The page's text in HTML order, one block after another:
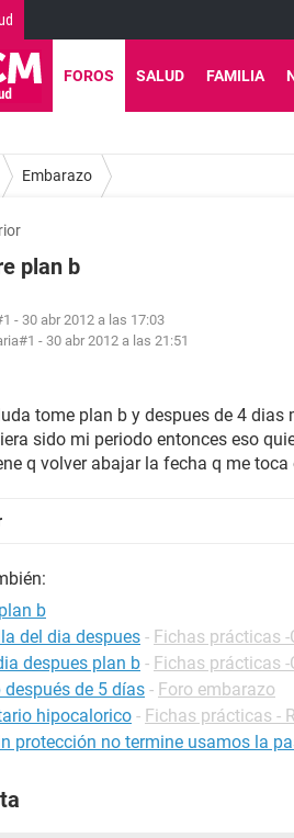
FOROS SALUD FAMILIA
Embarazo
plan b
- 30 abr 2012 a las 17:03
- 30 abr 2012 a las 21:51
tome plan b y despues de 4
sido mi periodo entonces eso
q volver abajar la fecha q me
b
del dia despues - Fichas prácticas
despues plan b - Fichas prácticas
de 5 días - Foro embarazo
hipocalorico - Fichas prácticas -
protección no termine usamos la